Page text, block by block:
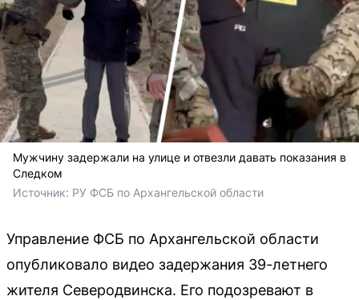
Мужчину задержали на улице и отвезли давать показания в
Следком
Источник: РУ ФСБ по Архангельской области
Управление ФСБ по Архангельской области
опубликовало видео задержания 39-летнего
жителя Северодвинска. Его подозревают в